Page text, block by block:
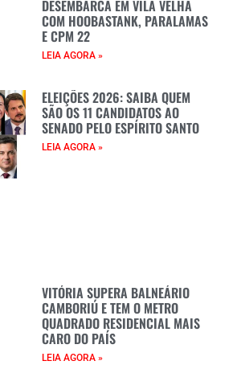
DESEMBARCA EM VILA VELHA
COM HOOBASTANK, PARALAMAS
E CPM 22
LEIA AGORA »
ELEIÇÕES 2026: SAIBA QUEM
SÃO OS 11 CANDIDATOS AO
SENADO PELO ESPÍRITO SANTO
LEIA AGORA »
VITÓRIA SUPERA BALNEÁRIO
CAMBORIÚ E TEM O METRO
QUADRADO RESIDENCIAL MAIS
CARO DO PAÍS
LEIA AGORA »